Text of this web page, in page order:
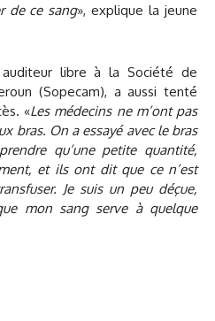
de ce sang», explique la jeune
auditeur libre à la Société de
(Sopecam), a aussi tenté
«Les médecins ne m’ont pas
bras. On a essayé avec le bras
qu’une petite quantité,
et ils ont dit que ce n’est
Je suis un peu déçue,
mon sang serve à quelque